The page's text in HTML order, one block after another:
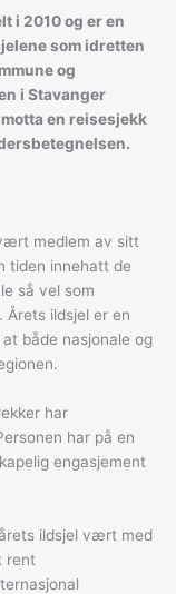
i 2010 og er en
som idretten
og
i Stavanger
en reisesjekk
medlem av sitt
tiden innehatt de
så vel som
ildsjel er en
både nasjonale og
har
har på en
engasjement
ildsjel vært med
rent